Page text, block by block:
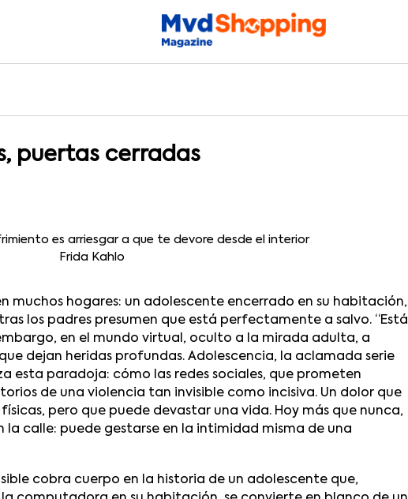
puertas cerradas
es arriesgar a que te devore desde el interior
Frida Kahlo
muchos hogares: un adolescente encerrado en su habitación,
los padres presumen que está perfectamente a salvo. “Está
en el mundo virtual, oculto a la mirada adulta, a
dejan heridas profundas. Adolescencia, la aclamada serie
esta paradoja: cómo las redes sociales, que prometen
de una violencia tan invisible como incisiva. Un dolor que
pero que puede devastar una vida. Hoy más que nunca,
la calle: puede gestarse en la intimidad misma de una
cobra cuerpo en la historia de un adolescente que,